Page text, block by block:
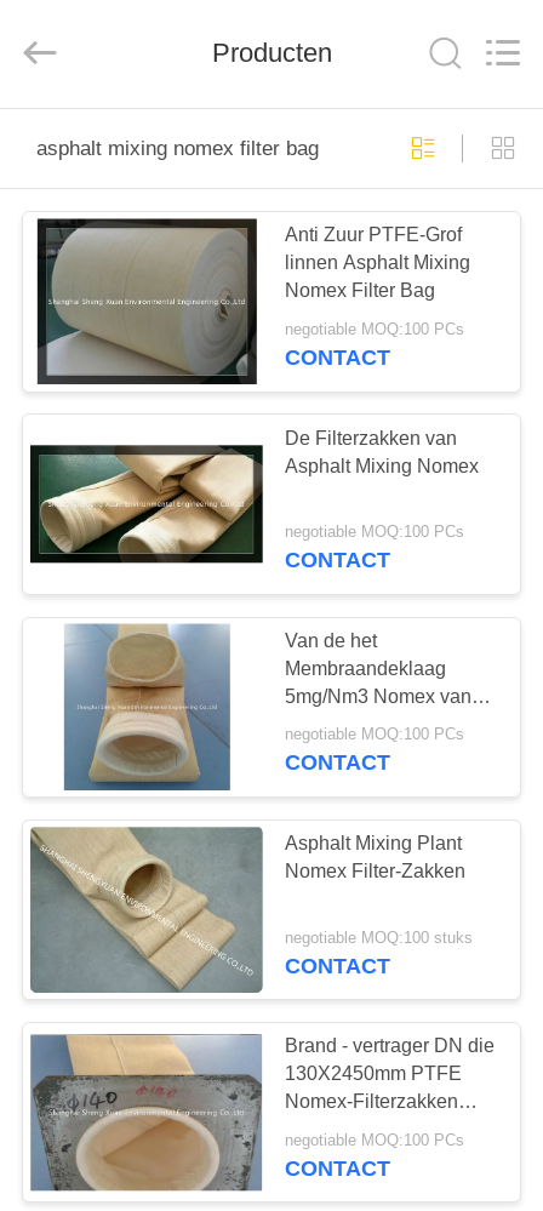
PRODUCTEN
ONGEVEER
ONS
FABRIEKSREIS
KWALITEITSCONTROLE
CONTACTEER
ONS
VERZOEK
CITAAT
SITEMAP
PRIVACY
POLICY
Rights
Reserved.
Producten
asphalt mixing nomex filter bag
Anti Zuur PTFE-Grof
linnen Asphalt Mixing
Nomex Filter Bag
negotiable MOQ:100 PCs
CONTACT
De Filterzakken van
Asphalt Mixing Nomex
negotiable MOQ:100 PCs
CONTACT
Van de het
Membraandeklaag
5mg/Nm3 Nomex van
Asphalt Mixing PTFE de
Filterkoker
negotiable MOQ:100 PCs
CONTACT
Asphalt Mixing Plant
Nomex Filter-Zakken
negotiable MOQ:100 stuks
CONTACT
Brand - vertrager DN die
130X2450mm PTFE
Nomex-Filterzakken
onderdompelen
negotiable MOQ:100 PCs
CONTACT